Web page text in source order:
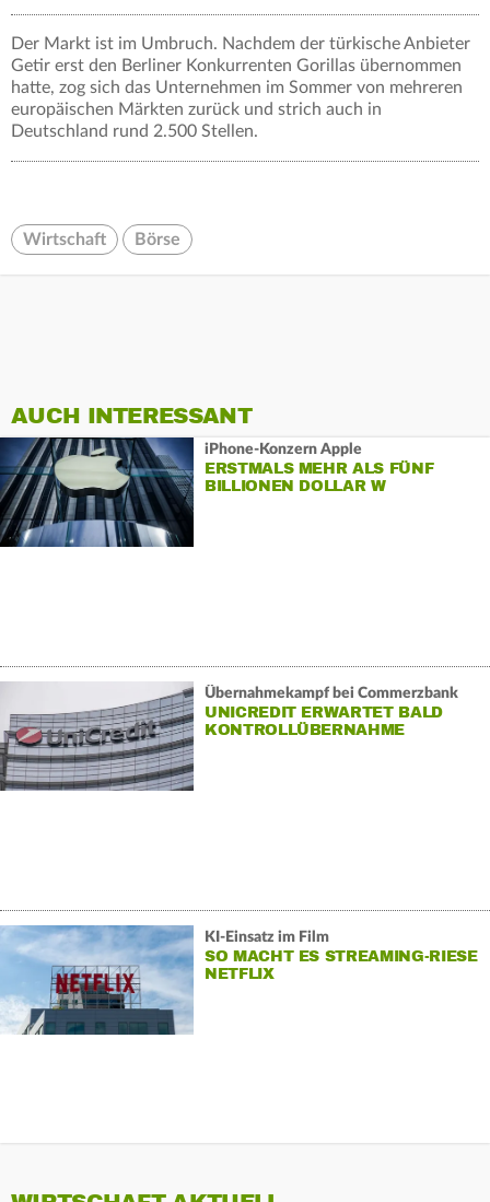
Der Markt ist im Umbruch. Nachdem der türkische Anbieter
Getir erst den Berliner Konkurrenten Gorillas übernommen
hatte, zog sich das Unternehmen im Sommer von mehreren
europäischen Märkten zurück und strich auch in
Deutschland rund 2.500 Stellen.
Wirtschaft Börse
AUCH INTERESSANT
iPhone-Konzern Apple
ERSTMALS MEHR ALS FÜNF
BILLIONEN DOLLAR W
Übernahmekampf bei Commerzbank
UNICREDIT ERWARTET BALD
KONTROLLÜBERNAHME
KI-Einsatz im Film
SO MACHT ES STREAMING-RIESE
NETFLIX